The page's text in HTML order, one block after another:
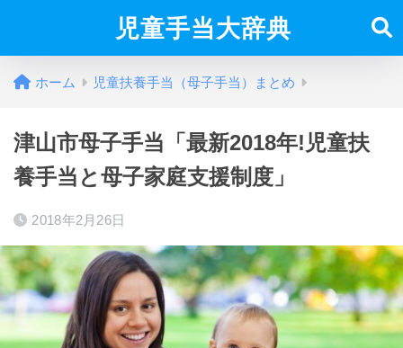
児童手当大辞典
ホーム 児童扶養手当（母子手当）まとめ
津山市母子手当「最新2018年!児童扶
養手当と母子家庭支援制度」
2018年2月26日